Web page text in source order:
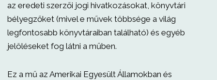
az eredeti szerzői jogi hivatkozásokat, könyvtári
bélyegzőket (mivel e művek többsége a világ
legfontosabb könyvtáraiban található) és egyéb
jelöléseket fog látni a műben.
Ez a mű az Amerikai Egyesült Államokban és